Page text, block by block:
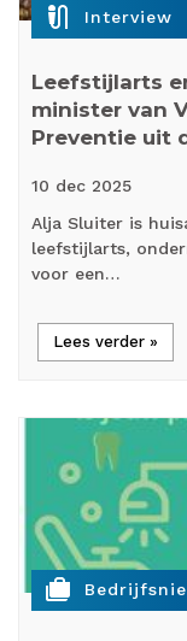
mic_external_on Interview
Leefstijlarts
minister van
Preventie uit
10 dec 2025
Alja Sluiter is
leefstijlarts,
voor een…
Lees verder »
cases